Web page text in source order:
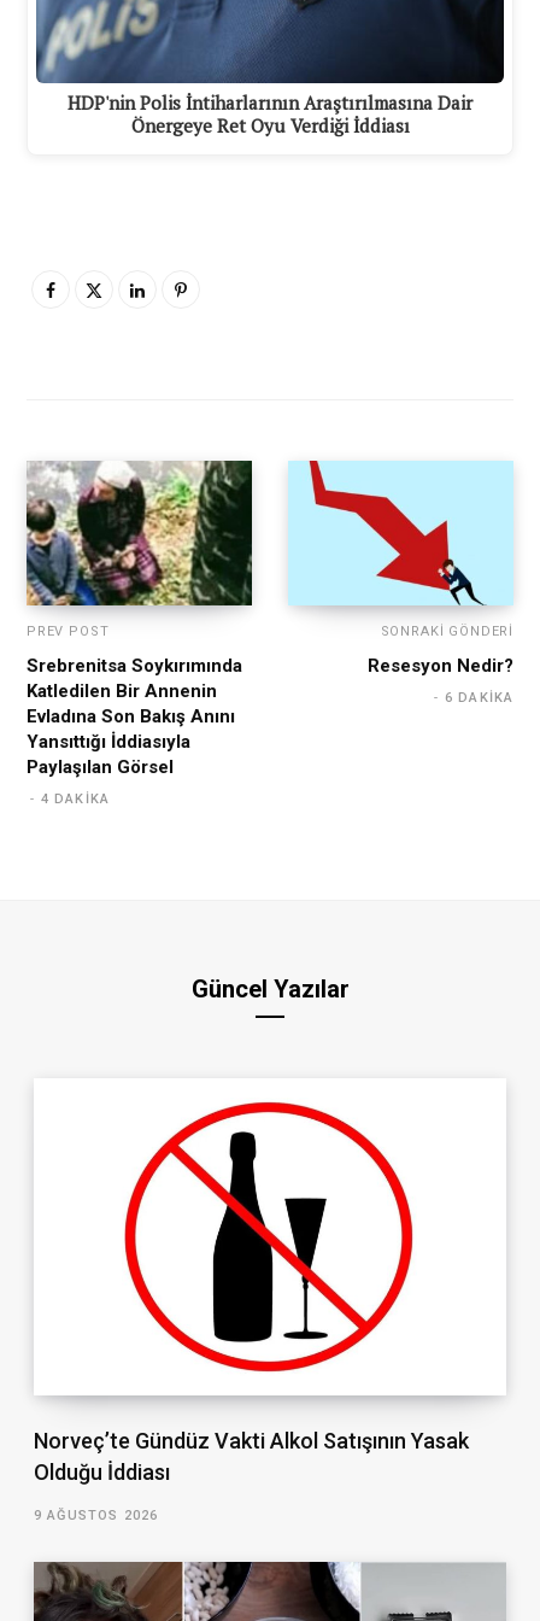
HDP'nin Polis İntiharlarının Araştırılmasına Dair
Önergeye Ret Oyu Verdiği İddiası
PREV POST
Srebrenitsa Soykırımında
Katledilen Bir Annenin
Evladına Son Bakış Anını
Yansıttığı İddiasıyla
Paylaşılan Görsel
4 DAKIKA
SONRAKI GÖNDERI
Resesyon Nedir?
6 DAKIKA
Güncel Yazılar
Norveç’te Gündüz Vakti Alkol Satışının Yasak
Olduğu İddiası
9 AĞUSTOS 2026